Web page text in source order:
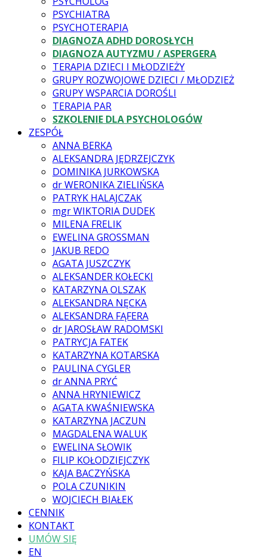
PSYCHIATRA
PSYCHOTERAPIA
DIAGNOZA ADHD DOROSŁYCH
DIAGNOZA AUTYZMU / ASPERGERA
TERAPIA DZIECI I MŁODZIEŻY
GRUPY ROZWOJOWE DZIECI / MŁODZIEŻ
GRUPY WSPARCIA DOROŚLI
TERAPIA PAR
SZKOLENIE DLA PSYCHOLOGÓW
ZESPÓŁ
ANNA BERKA
ALEKSANDRA JĘDRZEJCZYK
DOMINIKA JURKOWSKA
dr WERONIKA ZIELIŃSKA
PATRYK HALAJCZAK
mgr WIKTORIA DUDEK
MILENA FRELIK
EWELINA GROSSMAN
JAKUB REDO
AGATA JUSZCZYK
ALEKSANDER KOŁECKI
KATARZYNA OLSZAK
ALEKSANDRA NĘCKA
ALEKSANDRA FĄFERA
dr JAROSŁAW RADOMSKI
PATRYCJA FATEK
KATARZYNA KOTARSKA
PAULINA CYGLER
dr ANNA PRYĆ
ANNA HRYNIEWICZ
AGATA KWAŚNIEWSKA
KATARZYNA JACZUN
MAGDALENA WALUK
EWELINA SŁOWIK
FILIP KOŁODZIEJCZYK
KAJA BACZYŃSKA
POLA CZUNIKIN
WOJCIECH BIAŁEK
CENNIK
KONTAKT
UMÓW SIĘ
EN